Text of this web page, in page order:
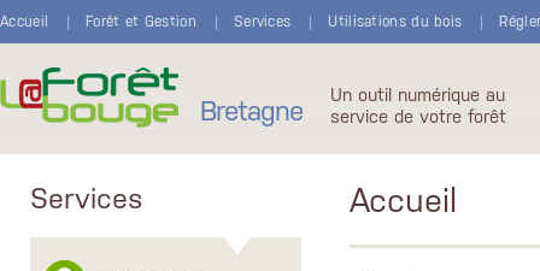
Accueil
Forêt et Gestion Services Utilisations du bois
Bretagne
Un outil numérique au
service de votre forêt
Services Accueil